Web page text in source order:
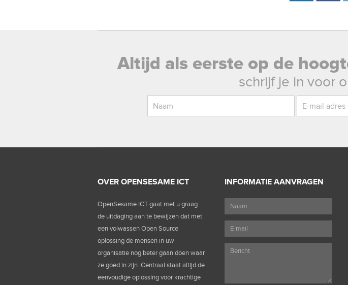
Altijd als eerste op de
schrijf je in voor
OVER OPENSESAME ICT
OpenSesame ICT gaat met u graag
de uitdaging aan te bewijzen dat met
een volwassen Open Source
oplossing de mensen in uw
organisatie nog beter gaan doen waar
ze goed in zijn. Centraal staat altijd de
eenvoudige oplossing voor krachtige
INFORMATIE AANVRAGEN